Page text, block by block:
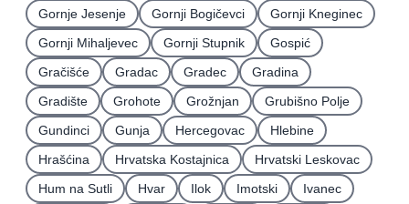
Gornje Jesenje
Gornji Bogičevci
Gornji Kneginec
Gornji Mihaljevec
Gornji Stupnik
Gospić
Gračišće
Gradac Gradec
Gradina
Gradište
Grohote Grožnjan
Grubišno Polje
Gundinci
Gunja Hercegovac
Hlebine
Hrašćina
Hrvatska Kostajnica
Hrvatski Leskovac
Hum na Sutli
Hvar Ilok Imotski Ivanec